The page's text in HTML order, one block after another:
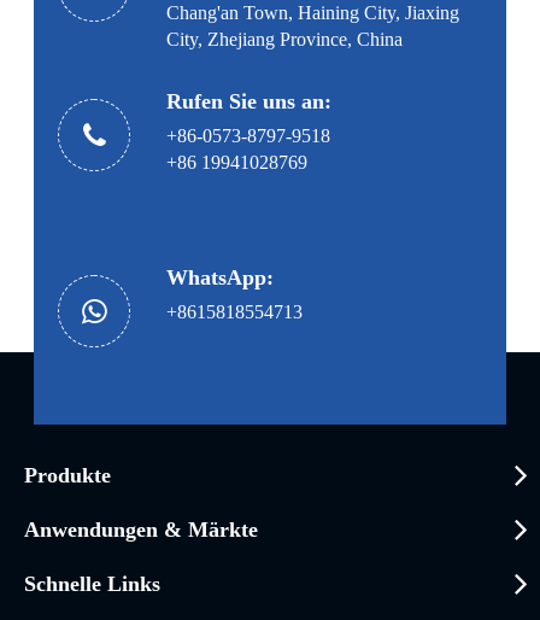
Chang'an Town, Haining City, Jiaxing
City, Zhejiang Province, China
Rufen Sie uns an:
+86-0573-8797-9518
+86 19941028769
WhatsApp:
+8615818554713
Produkte
Anwendungen & Märkte
Schnelle Links